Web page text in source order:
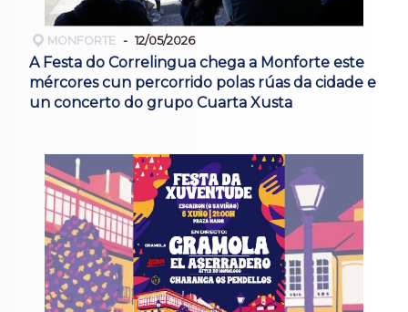
MONFORTE 12/05/2026
A Festa do Correlingua chega a Monforte este
mércores cun percorrido polas rúas da cidade e
un concerto do grupo Cuarta Xusta